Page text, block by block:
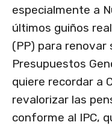
especialmente a
últimos guiños
(PP) para renovar
Presupuestos
quiere recordar a
revalorizar las
conforme al IPC,